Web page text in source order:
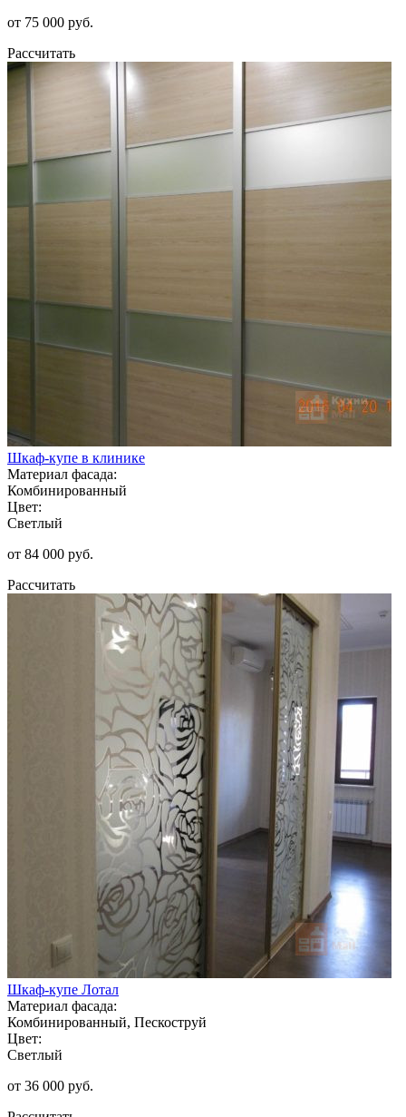
от 75 000 руб.
Рассчитать
Шкаф-купе в клинике
Материал фасада:
Комбинированный
Цвет:
Светлый
от 84 000 руб.
Рассчитать
Шкаф-купе Лотал
Материал фасада:
Комбинированный, Пескоструй
Цвет:
Светлый
от 36 000 руб.